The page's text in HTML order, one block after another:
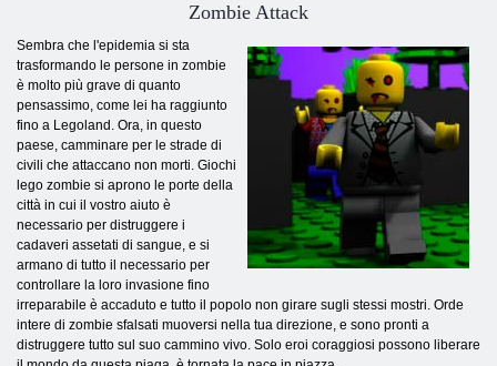
Zombie Attack
Sembra che l'epidemia si sta
trasformando le persone in zombie
è molto più grave di quanto
pensassimo, come lei ha raggiunto
fino a Legoland. Ora, in questo
paese, camminare per le strade di
civili che attaccano non morti. Giochi
lego zombie si aprono le porte della
città in cui il vostro aiuto è
necessario per distruggere i
cadaveri assetati di sangue, e si
armano di tutto il necessario per
controllare la loro invasione fino
irreparabile è accaduto e tutto il popolo non girare sugli stessi mostri. Orde
intere di zombie sfalsati muoversi nella tua direzione, e sono pronti a
distruggere tutto sul suo cammino vivo. Solo eroi coraggiosi possono liberare